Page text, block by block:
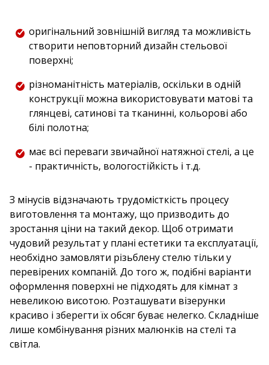
оригінальний зовнішній вигляд та можливість
створити неповторний дизайн стельової
поверхні;
різноманітність матеріалів, оскільки в одній
конструкції можна використовувати матові та
глянцеві, сатинові та тканинні, кольорові або
білі полотна;
має всі переваги звичайної натяжної стелі, а це
- практичність, вологостійкість і т.д.
З мінусів відзначають трудомісткість процесу
виготовлення та монтажу, що призводить до
зростання ціни на такий декор. Щоб отримати
чудовий результат у плані естетики та експлуатації,
необхідно замовляти різьблену стелю тільки у
перевірених компаній. До того ж, подібні варіанти
оформлення поверхні не підходять для кімнат з
невеликою висотою. Розташувати візерунки
красиво і зберегти їх обсяг буває нелегко. Складніше
лише комбінування різних малюнків на стелі та
світла.